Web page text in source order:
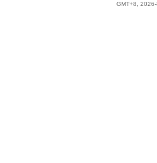
GMT+8,